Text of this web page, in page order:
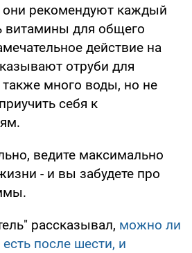
они рекомендуют каждый
витамины для общего
действие на
отруби для
также много воды, но не
себя к
ведите максимально
- и вы забудете про
рассказывал, можно ли
есть после шести, и